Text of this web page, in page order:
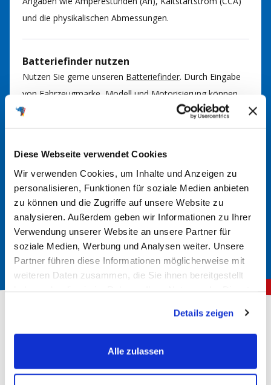
Diese Webseite verwendet Cookies
Wir verwenden Cookies, um Inhalte und Anzeigen zu
personalisieren, Funktionen für soziale Medien anbieten
zu können und die Zugriffe auf unsere Website zu
analysieren. Außerdem geben wir Informationen zu Ihrer
Verwendung unserer Website an unsere Partner für
soziale Medien, Werbung und Analysen weiter. Unsere
Partner führen diese Informationen möglicherweise mit
weiteren Daten zusammen, die Sie ihnen bereitgestellt
Details zeigen
Alle zulassen
und die physikalischen Abmessungen.
Batteriefinder nutzen
Nutzen Sie gerne unseren Batteriefinder. Durch Eingabe
von Fahrzeugmarke, Modell und Motorisierung können
Sie so die passende Batterie für Ihr Fahrzeug finden. Bei
Im Handbuch nachsehen
In der Regel finden Sie im Handbuch Ihres Fahrzeugs
Informationen über den richtigen Batterietyp. Hier werden
die erforderlichen Spezifikationen und Größen angegeben.
Über 150.000 zufriedene Kunden
Hervorragend 4,72 Rating